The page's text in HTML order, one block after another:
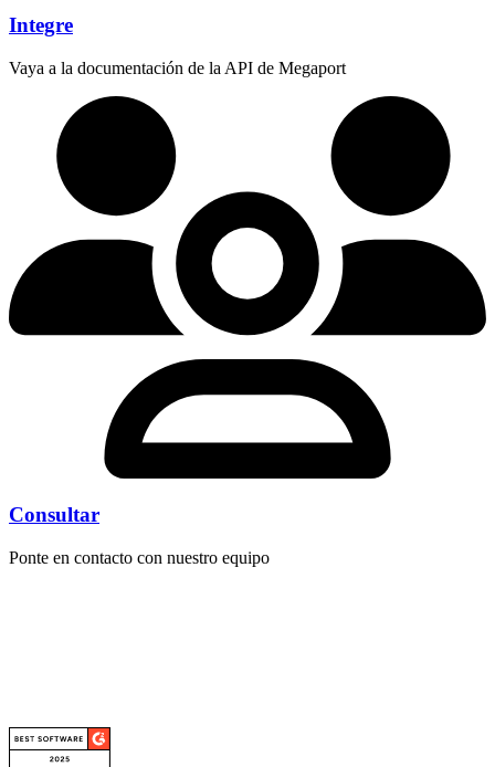
Integre
Vaya a la documentación de la API de Megaport
Consultar
Ponte en contacto con nuestro equipo